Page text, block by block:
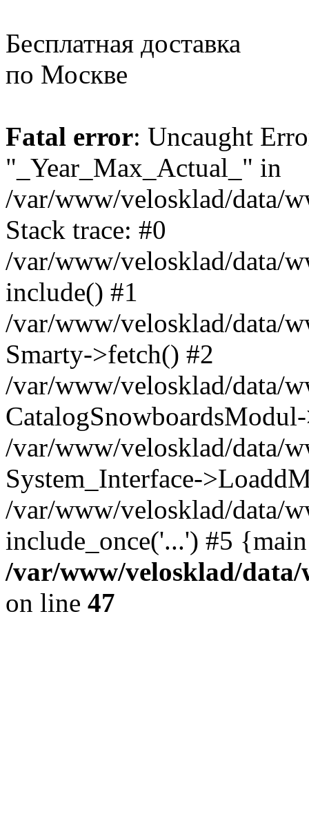
Бесплатная доставка
по Москве
Fatal error: Uncaught
"_Year_Max_Actual_" in
/var/www/velosklad/data/
Stack trace: #0
/var/www/velosklad/data/
include() #1
/var/www/velosklad/data/
Smarty->fetch() #2
/var/www/velosklad/data/
/var/www/velosklad/data/
System_Interface-
/var/www/velosklad/data/
include_once('...') #5
/var/www/velosklad/
on line 47